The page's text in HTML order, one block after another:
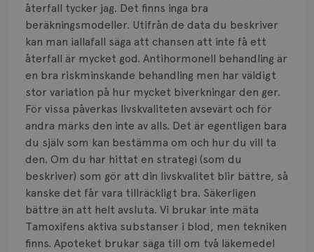
återfall tycker jag. Det finns inga bra
beräkningsmodeller. Utifrån de data du beskriver
kan man iallafall säga att chansen att inte få ett
återfall är mycket god. Antihormonell behandling är
en bra riskminskande behandling men har väldigt
stor variation på hur mycket biverkningar den ger.
För vissa påverkas livskvaliteten avsevärt och för
andra märks den inte av alls. Det är egentligen bara
du själv som kan bestämma om och hur du vill ta
den. Om du har hittat en strategi (som du
beskriver) som gör att din livskvalitet blir bättre, så
kanske det får vara tillräckligt bra. Säkerligen
bättre än att helt avsluta. Vi brukar inte mäta
Tamoxifens aktiva substanser i blod, men tekniken
finns. Apoteket brukar säga till om två läkemedel